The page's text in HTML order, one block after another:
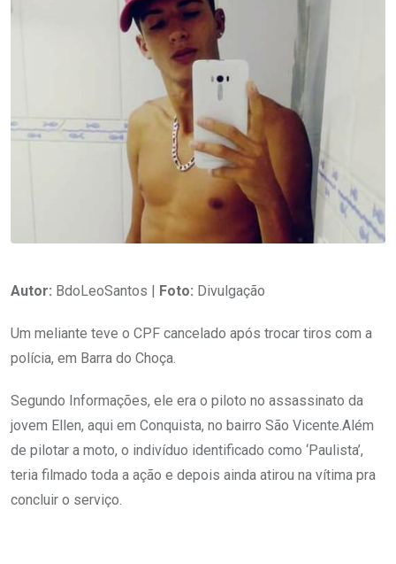
Autor: BdoLeoSantos | Foto: Divulgação
Um meliante teve o CPF cancelado após trocar tiros com a
polícia, em Barra do Choça.
Segundo Informações, ele era o piloto no assassinato da
jovem Ellen, aqui em Conquista, no bairro São Vicente.Além
de pilotar a moto, o indivíduo identificado como ‘Paulista’,
teria filmado toda a ação e depois ainda atirou na vítima pra
concluir o serviço.